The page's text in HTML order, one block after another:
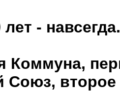
лет -
Коммуна,
Союз,